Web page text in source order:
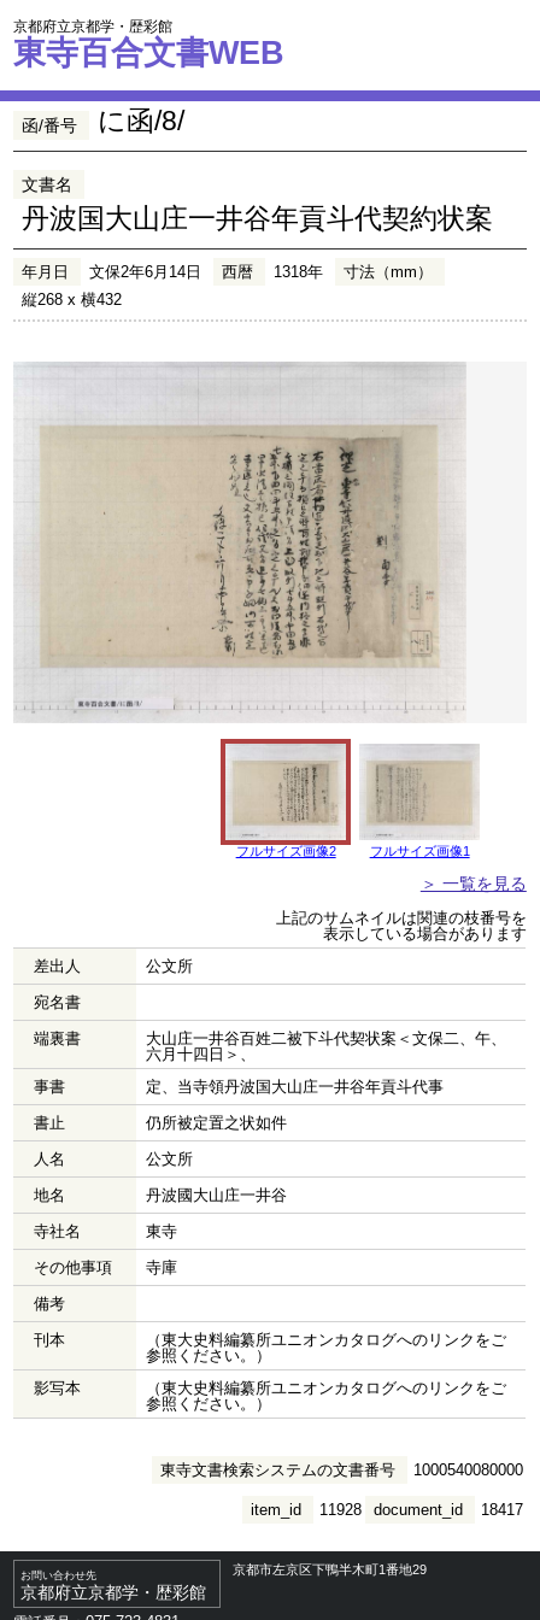
京都府立京都学・歴彩館
東寺百合文書WEB
函/番号 に函/8/
文書名
丹波国大山庄一井谷年貢斗代契約状案
年月日 文保2年6月14日 西暦 1318年
寸法（mm）
縦268 x 横432
フルサイズ画像2 フルサイズ画像1
＞ 一覧を見る
上記のサムネイルは関連の枝番号を
表示している場合があります
差出人
公文所
宛名書
端裏書
大山庄一井谷百姓二被下斗代契状案＜文保二、午、
六月十四日＞、
事書
定、当寺領丹波国大山庄一井谷年貢斗代事
書止
仍所被定置之状如件
人名
公文所
地名
丹波國大山庄一井谷
寺社名
東寺
その他事項
寺庫
備考
刊本
（東大史料編纂所ユニオンカタログへのリンクをご
参照ください。）
影写本
（東大史料編纂所ユニオンカタログへのリンクをご
参照ください。）
東寺文書検索システムの文書番号 1000540080000
document_id 18417
item_id 11928
お問い合わせ先
京都府立京都学・歴彩館
京都市左京区下鴨半木町1番地29